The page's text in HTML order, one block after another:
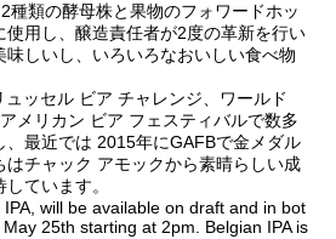
種類の酵母株と果物のフォワードホッ
使用し、醸造責任者が2度の革新を行い
味しいし、いろいろなおいしい食べ物
ッセル ビア チャレンジ、ワールド
メリカン ビア フェスティバルで数多
、最近では 2015年にGAFBで金メダル
はチャック アモックから素晴らしい成
ています。
will be available on draft and in bot
25th starting at 2pm. Belgian IPA is